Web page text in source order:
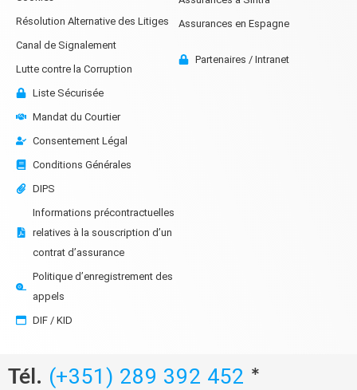
Résolution Alternative des Litiges
Canal de Signalement
Lutte contre la Corruption
Liste Sécurisée
Mandat du Courtier
Consentement Légal
Conditions Générales
DIPS
Informations précontractuelles
relatives à la souscription d’un
contrat d’assurance
Politique d’enregistrement des
appels
DIF / KID
Assurances en Espagne
Partenaires / Intranet
Tél. (+351) 289 392 452 *